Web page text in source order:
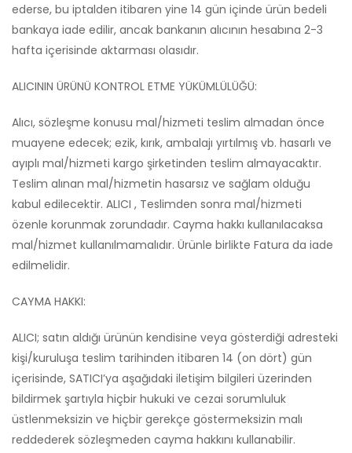
ederse, bu iptalden itibaren yine 14 gün içinde ürün bedeli
bankaya iade edilir, ancak bankanın alıcının hesabına 2-3
hafta içerisinde aktarması olasıdır.
ALICININ ÜRÜNÜ KONTROL ETME YÜKÜMLÜLÜĞÜ:
Alıcı, sözleşme konusu mal/hizmeti teslim almadan önce
muayene edecek; ezik, kırık, ambalajı yırtılmış vb. hasarlı ve
ayıplı mal/hizmeti kargo şirketinden teslim almayacaktır.
Teslim alınan mal/hizmetin hasarsız ve sağlam olduğu
kabul edilecektir. ALICI , Teslimden sonra mal/hizmeti
özenle korunmak zorundadır. Cayma hakkı kullanılacaksa
mal/hizmet kullanılmamalıdır. Ürünle birlikte Fatura da iade
edilmelidir.
CAYMA HAKKI:
ALICI; satın aldığı ürünün kendisine veya gösterdiği adresteki
kişi/kuruluşa teslim tarihinden itibaren 14 (on dört) gün
içerisinde, SATICI’ya aşağıdaki iletişim bilgileri üzerinden
bildirmek şartıyla hiçbir hukuki ve cezai sorumluluk
üstlenmeksizin ve hiçbir gerekçe göstermeksizin malı
reddederek sözleşmeden cayma hakkını kullanabilir.